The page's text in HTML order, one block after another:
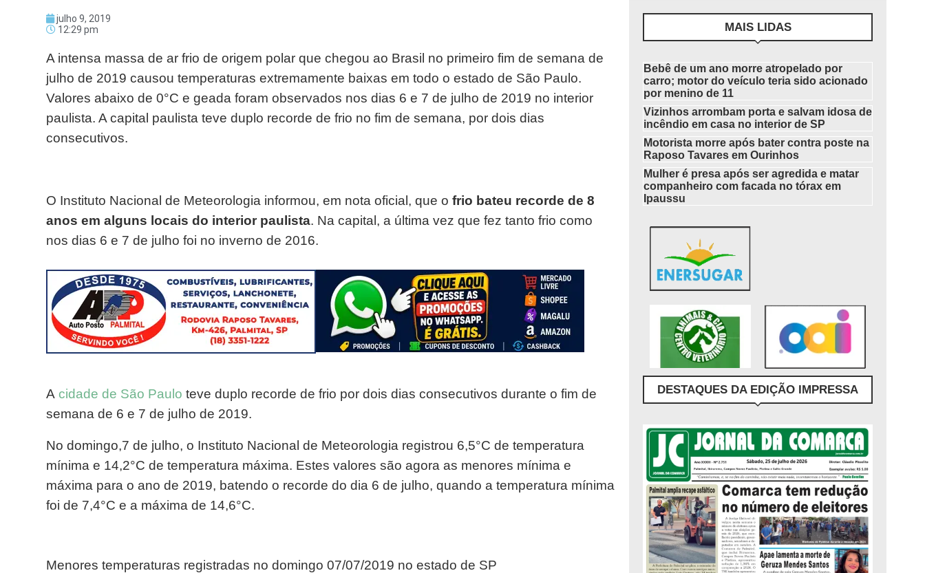
julho 9, 2019
12:29 pm
A intensa massa de ar frio de origem polar que chegou ao Brasil no primeiro fim de semana de
julho de 2019 causou temperaturas extremamente baixas em todo o estado de São Paulo.
Valores abaixo de 0°C e geada foram observados nos dias 6 e 7 de julho de 2019 no interior
paulista. A capital paulista teve duplo recorde de frio no fim de semana, por dois dias
consecutivos.
O Instituto Nacional de Meteorologia informou, em nota oficial, que o frio bateu recorde de 8
anos em alguns locais do interior paulista. Na capital, a última vez que fez tanto frio como
nos dias 6 e 7 de julho foi no inverno de 2016.
A cidade de São Paulo teve duplo recorde de frio por dois dias consecutivos durante o fim de
semana de 6 e 7 de julho de 2019.
No domingo,7 de julho, o Instituto Nacional de Meteorologia registrou 6,5°C de temperatura
mínima e 14,2°C de temperatura máxima. Estes valores são agora as menores mínima e
máxima para o ano de 2019, batendo o recorde do dia 6 de julho, quando a temperatura mínima
foi de 7,4°C e a máxima de 14,6°C.
Menores temperaturas registradas no domingo 07/07/2019 no estado de SP
MAIS LIDAS
Bebê de um ano morre atropelado por
carro; motor do veículo teria sido acionado
por menino de 11
Vizinhos arrombam porta e salvam idosa de
incêndio em casa no interior de SP
Motorista morre após bater contra poste na
Raposo Tavares em Ourinhos
Mulher é presa após ser agredida e matar
companheiro com facada no tórax em
Ipaussu
DESTAQUES DA EDIÇÃO IMPRESSA